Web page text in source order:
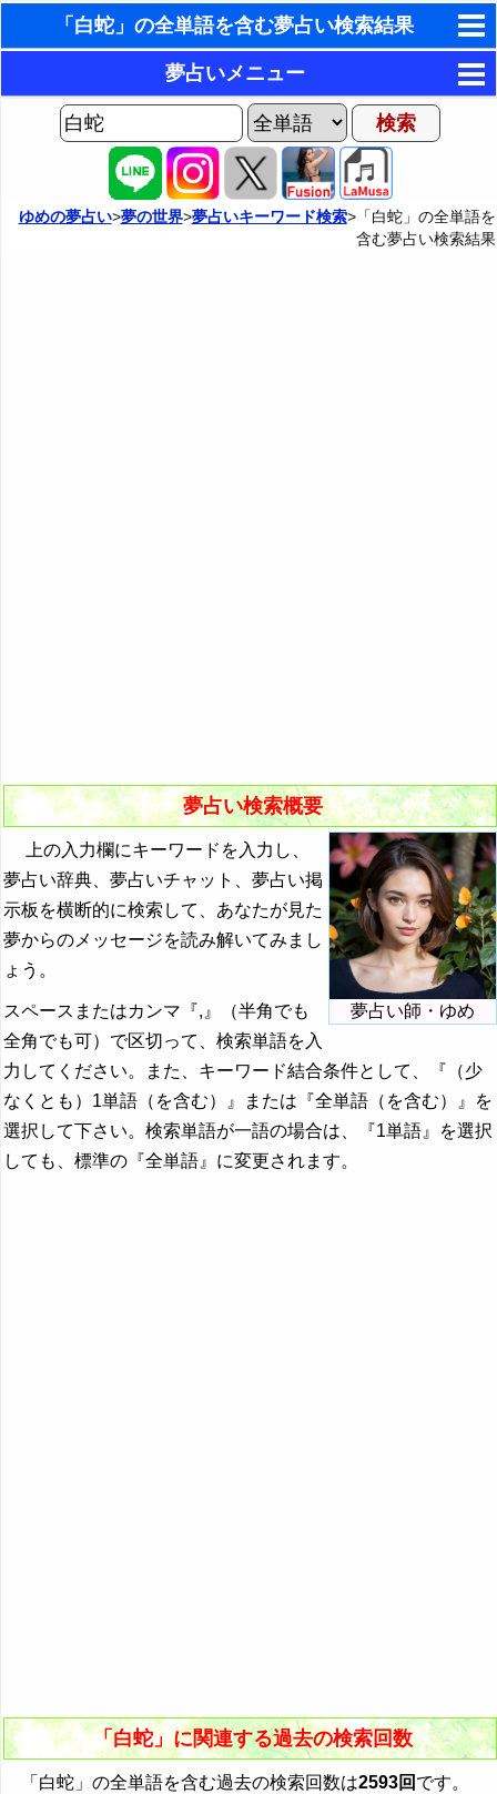
「白蛇」の全単語を含む夢占い検索結果
東洋・西洋占星術
ホラリー占星術
手相占いで未来診断
タロットカードで無料占い
夢占いメニュー
AIゆめの夢占いチャット
ヨセフの夢占い
夢占い掲示板
ゆめの夢占い>夢の世界>夢占いキーワード検索>「白蛇」の全単語を
含む夢占い検索結果
夢占い検索概要
夢占い師・ゆめ
上の入力欄にキーワードを入力し、
夢占い辞典、夢占いチャット、夢占い掲
示板を横断的に検索して、あなたが見た
夢からのメッセージを読み解いてみまし
ょう。
スペースまたはカンマ『,』（半角でも
全角でも可）で区切って、検索単語を入
力してください。また、キーワード結合条件として、『（少
なくとも）1単語（を含む）』または『全単語（を含む）』を
選択して下さい。検索単語が一語の場合は、『1単語』を選択
しても、標準の『全単語』に変更されます。
「白蛇」に関連する過去の検索回数
「白蛇」の全単語を含む過去の検索回数は2593回 です。